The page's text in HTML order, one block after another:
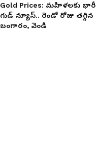
Gold Prices: మహిళలకు భారీ
గుడ్ న్యూస్.. రెండో రోజు తగ్గిన
బంగారం, వెండి